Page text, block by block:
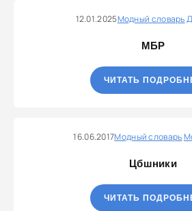
12.01.2025Модный словарь
МБР
ЧИТАТЬ
16.06.2017Модный словарь
Цбшники
ЧИТАТЬ